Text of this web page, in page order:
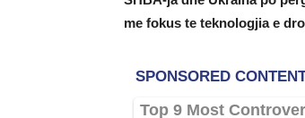
me fokus te teknologjia e